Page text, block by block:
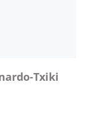
Txiki